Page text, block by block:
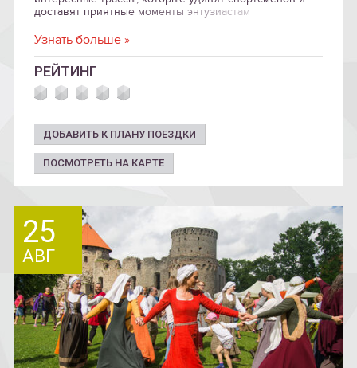
доставят приятные моменты энтузиастам
Узнать больше »
РЕЙТИНГ
ДОБАВИТЬ К ПЛАНУ ПОЕЗДКИ
ПОСМОТРЕТЬ НА КАРТЕ
25
АВГ